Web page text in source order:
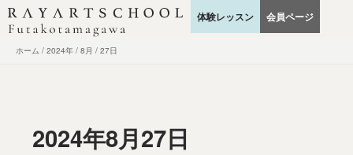
内
容
体験レッスン 会員ページ
ホーム 2024年 8月 27日
2024年8月27日